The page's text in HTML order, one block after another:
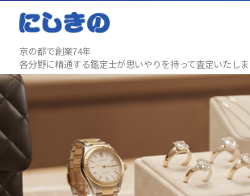
京の都で創業74年
各分野に精通する鑑定士が思いやりを持って査定いたし
ブランド衣類・呉服の買取実績